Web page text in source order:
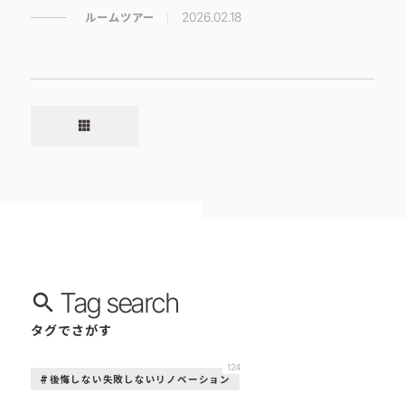
ルームツアー 2026.02.18
apps
Tag search
タグでさがす
後悔しない失敗しないリノベーション
124